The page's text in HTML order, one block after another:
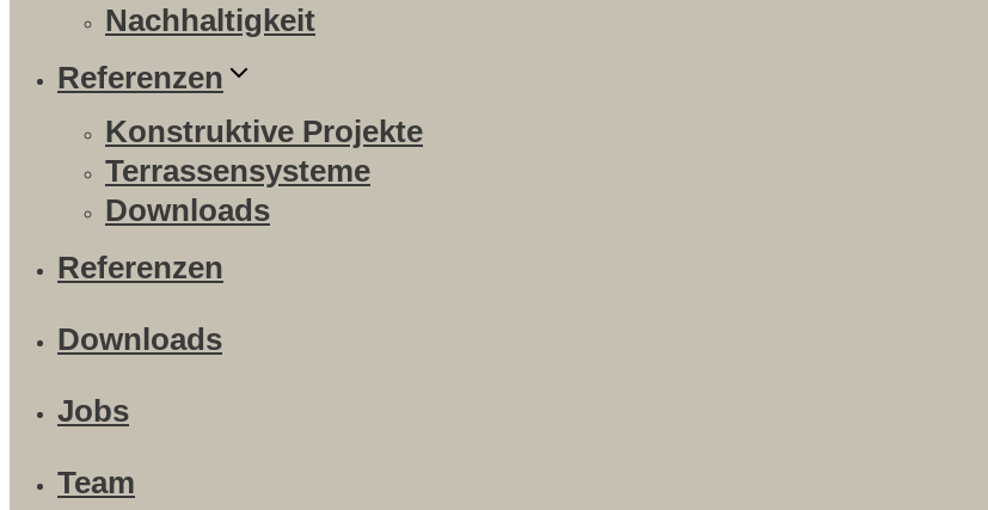
Nachhaltigkeit
Referenzen
Konstruktive Projekte
Terrassensysteme
Downloads
Referenzen
Downloads
Jobs
Team